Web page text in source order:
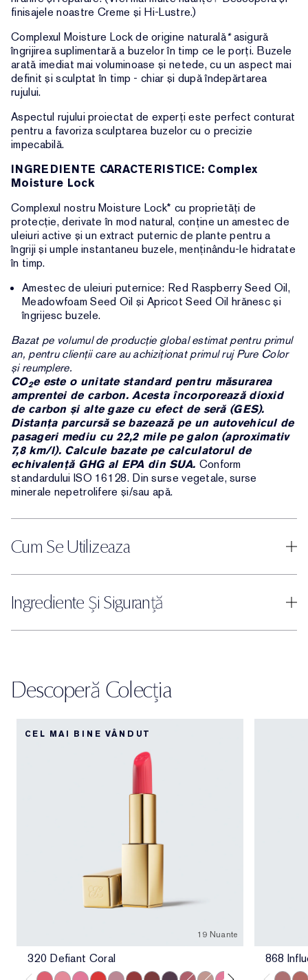
finisajele noastre Creme și Hi-Lustre.)
Complexul Moisture Lock de origine naturală*asigură
îngrijirea suplimentară a buzelor în timp ce le porți. Buzele
arată imediat mai voluminoase și netede, cu un aspect mai
definit și sculptat în timp - chiar și după îndepărtarea
rujului.
Aspectul rujului proiectat de experți este perfect conturat
pentru a favoriza sculptarea buzelor cu o precizie
impecabilă.
INGREDIENTE CARACTERISTICE: Complex
Moisture Lock
Complexul nostru Moisture Lock* cu proprietăți de
protecție, derivate în mod natural, conține un amestec de
uleiuri active și un extract puternic de plante pentru a
îngriji și umple instantaneu buzele, menținându-le hidratate
în timp.
Amestec de uleiuri puternice: Red Raspberry Seed Oil,
Meadowfoam Seed Oil și Apricot Seed Oil hrănesc și
îngrijesc buzele.
Bazat pe volumul de producție global estimat pentru primul
an, pentru clienții care au achiziționat primul ruj Pure Color
și reumplere.
CO2e este o unitate standard pentru măsurarea
amprentei de carbon. Acesta încorporează dioxid
de carbon și alte gaze cu efect de seră (GES).
Distanța parcursă se bazează pe un autovehicul de
pasageri mediu cu 22,2 mile pe galon (aproximativ
7,8 km/l). Calcule bazate pe calculatorul de
echivalență GHG al EPA din SUA. Conform
standardului ISO 16128. Din surse vegetale, surse
minerale nepetrolifere și/sau apă.
Cum Se Utilizeaza
Ingrediente Și Siguranță
Descoperă Colecția
CEL MAI BINE VÂNDUT
19 Nuante
320 Defiant Coral 868